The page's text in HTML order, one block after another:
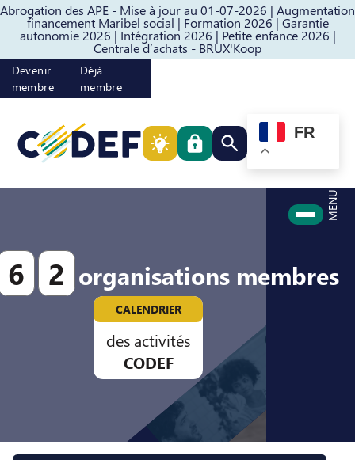
Abrogation des APE - Mise à jour au 01-07-2026 | Augmentation
financement Maribel social | Formation 2026 | Garantie
autonomie 2026 | Intégration 2026 | Petite enfance 2026 |
Centrale d’achats - BRUX'Koop
Passer au contenuPasser au pied de page
Devenir
membre
Déjà
membre
Rechercher quelque
FR
MENU
6 2 organisations membres
CALENDRIER
des activités
CODEF